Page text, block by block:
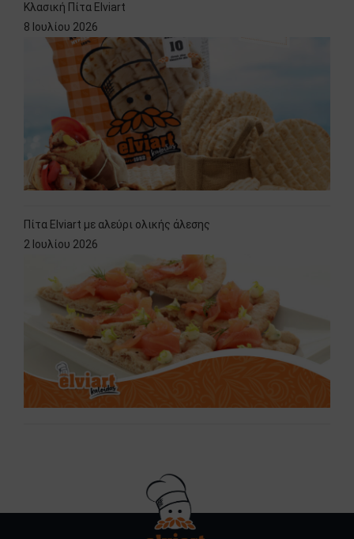
Κλασική Πίτα Elviart
8 Ιουλίου 2026
Πίτα Elviart με αλεύρι ολικής άλεσης
2 Ιουλίου 2026